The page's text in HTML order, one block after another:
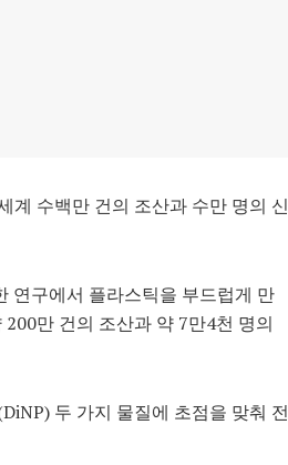
계 수백만 건의 조산과 수만 명의 신
연구에서 플라스틱을 부드럽게 만
만 건의 조산과 약 7만4천 명의
두 가지 물질에 초점을 맞춰 전